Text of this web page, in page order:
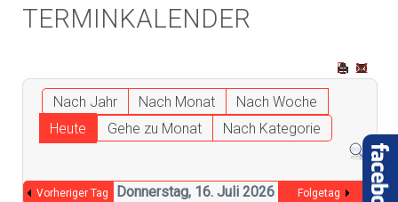
TERMINKALENDER
Nach Jahr Nach Monat
Nach Woche
Heute
Gehe zu Monat Nach Kategorie
Vorheriger Tag Donnerstag, 16. Juli 2026 Folgetag